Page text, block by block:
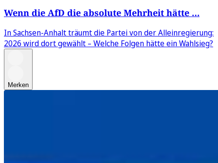
Wenn die AfD die absolute Mehrheit hätte …
In Sachsen-Anhalt träumt die Partei von der Alleinregierung:
2026 wird dort gewählt – Welche Folgen hätte ein Wahlsieg?
Merken